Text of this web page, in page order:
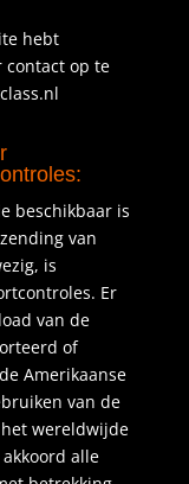
hebt
contact op te
beschikbaar is
van
is
Er
van de
of
Amerikaanse
van de
wereldwijde
alle